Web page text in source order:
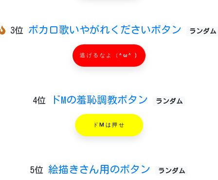
3位 ボカロ歌いやがれくださいボタン ランダム
逃げるなよ（^ω^ )
4位 ドMの羞恥調教ボタン ランダム
ドMは押せ
5位 絵描きさん用のボタン ランダム